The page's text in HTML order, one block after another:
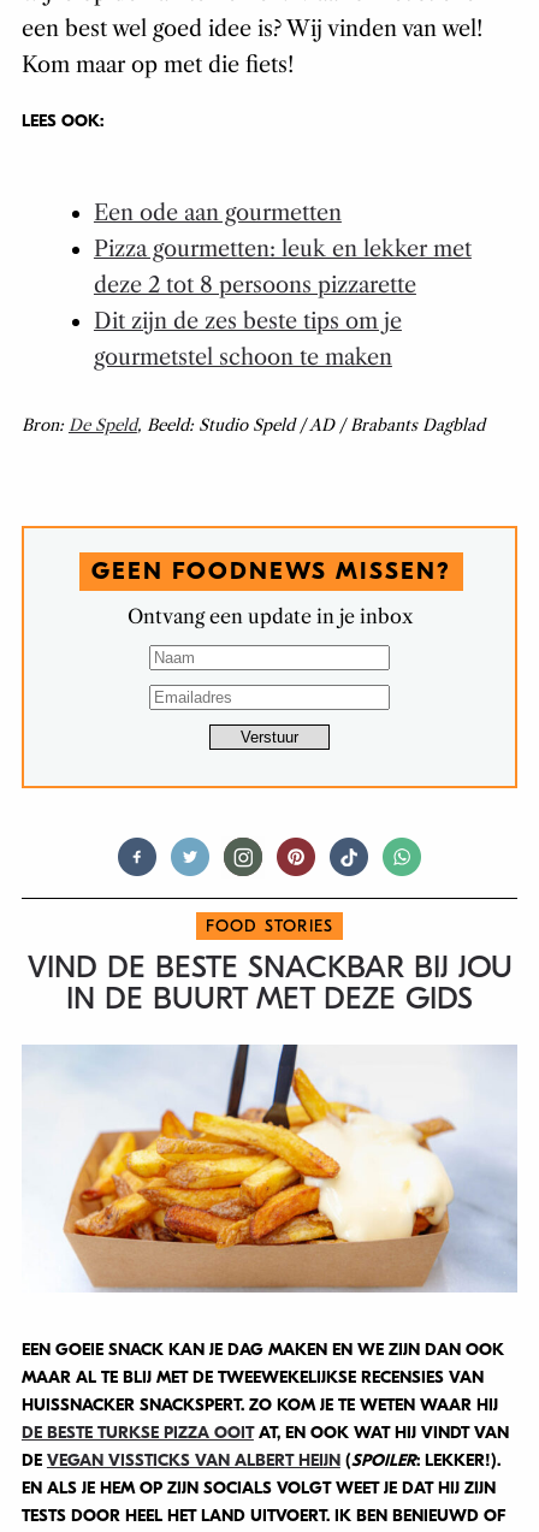
een best wel goed idee is? Wij vinden van wel!
Kom maar op met die fiets!
LEES OOK:
Een ode aan gourmetten
Pizza gourmetten: leuk en lekker met
deze 2 tot 8 persoons pizzarette
Dit zijn de zes beste tips om je
gourmetstel schoon te maken
Bron: De Speld, Beeld: Studio Speld / AD / Brabants Dagblad
GEEN FOODNEWS MISSEN?
Ontvang een update in je inbox
FOOD STORIES
VIND DE BESTE SNACKBAR BIJ JOU
IN DE BUURT MET DEZE GIDS
EEN GOEIE SNACK KAN JE DAG MAKEN EN WE ZIJN DAN OOK
MAAR AL TE BLIJ MET DE TWEEWEKELIJKSE RECENSIES VAN
HUISSNACKER SNACKSPERT. ZO KOM JE TE WETEN WAAR HIJ
DE BESTE TURKSE PIZZA OOITAT, EN OOK WAT HIJ VINDT VAN
DE VEGAN VISSTICKS VAN ALBERT HEIJN(SPOILER: LEKKER!).
EN ALS JE HEM OP ZIJN SOCIALS VOLGT WEET JE DAT HIJ ZIJN
TESTS DOOR HEEL HET LAND UITVOERT. IK BEN BENIEUWD OF